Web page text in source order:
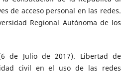
de acceso personal en las redes.
Regional Autónoma de los
de Julio de 2017). Libertad de
civil en el uso de las redes